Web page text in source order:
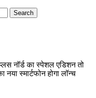
नॉर्ड का स्पेशल एडिशन तो
स्मार्टफोन होगा लॉन्च